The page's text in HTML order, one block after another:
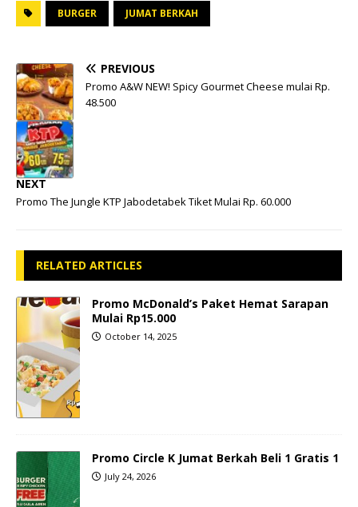
BURGER JUMAT BERKAH
PREVIOUS
Promo A&W NEW! Spicy Gourmet Cheese mulai Rp.
48.500
NEXT
Promo The Jungle KTP Jabodetabek Tiket Mulai Rp. 60.000
RELATED ARTICLES
Promo McDonald’s Paket Hemat Sarapan
Mulai Rp15.000
October 14, 2025
Promo Circle K Jumat Berkah Beli 1 Gratis 1
July 24, 2026